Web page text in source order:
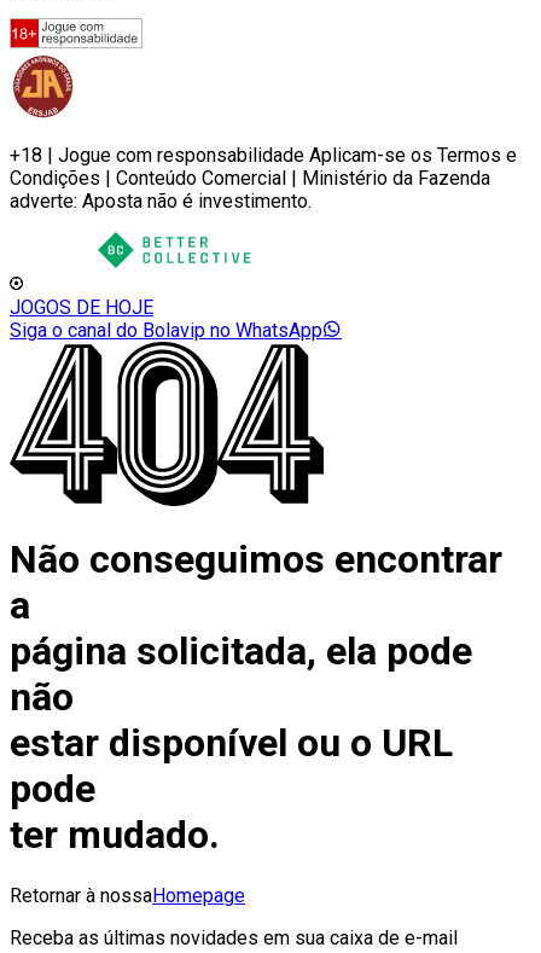
+18 | Jogue com responsabilidade Aplicam-se os Termos e
Condições | Conteúdo Comercial | Ministério da Fazenda
adverte: Aposta não é investimento.
JOGOS DE HOJE
Siga o canal do Bolavip no WhatsApp
Não conseguimos encontrar
a
página solicitada, ela pode
não
estar disponível ou o URL
pode
ter mudado.
Retornar à nossaHomepage
Receba as últimas novidades em sua caixa de e-mail